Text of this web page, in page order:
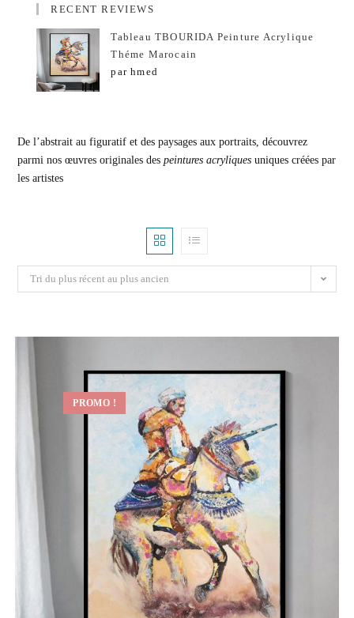
RECENT REVIEWS
Tableau TBOURIDA Peinture Acrylique
Théme Marocain
par hmed
De l’abstrait au figuratif et des paysages aux portraits, découvrez
parmi nos œuvres originales despeintures acryliques uniques créées par
les artistes
Tri du plus récent au plus ancien
PROMO !